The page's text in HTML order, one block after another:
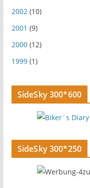
2002(10)
2001 (9)
2000(12)
1999(1)
SideSky 300*600
SideSky 300*250